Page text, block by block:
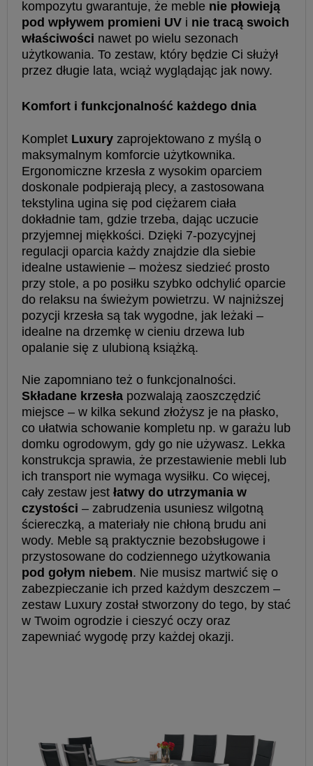
kompozytu gwarantuje, że meble nie płowieją
pod wpływem promieni UV i nie tracą swoich
właściwości nawet po wielu sezonach
użytkowania. To zestaw, który będzie Ci służył
przez długie lata, wciąż wyglądając jak nowy.
Komfort i funkcjonalność każdego dnia
Komplet Luxury zaprojektowano z myślą o
maksymalnym komforcie użytkownika.
Ergonomiczne krzesła z wysokim oparciem
doskonale podpierają plecy, a zastosowana
tekstylina ugina się pod ciężarem ciała
dokładnie tam, gdzie trzeba, dając uczucie
przyjemnej miękkości. Dzięki 7-pozycyjnej
regulacji oparcia każdy znajdzie dla siebie
idealne ustawienie – możesz siedzieć prosto
przy stole, a po posiłku szybko odchylić oparcie
do relaksu na świeżym powietrzu. W najniższej
pozycji krzesła są tak wygodne, jak leżaki –
idealne na drzemkę w cieniu drzewa lub
opalanie się z ulubioną książką.
Nie zapomniano też o funkcjonalności.
Składane krzesła pozwalają zaoszczędzić
miejsce – w kilka sekund złożysz je na płasko,
co ułatwia schowanie kompletu np. w garażu lub
domku ogrodowym, gdy go nie używasz. Lekka
konstrukcja sprawia, że przestawienie mebli lub
ich transport nie wymaga wysiłku. Co więcej,
cały zestaw jest łatwy do utrzymania w
czystości – zabrudzenia usuniesz wilgotną
ściereczką, a materiały nie chłoną brudu ani
wody. Meble są praktycznie bezobsługowe i
przystosowane do codziennego użytkowania
pod gołym niebem. Nie musisz martwić się o
zabezpieczanie ich przed każdym deszczem –
zestaw Luxury został stworzony do tego, by stać
w Twoim ogrodzie i cieszyć oczy oraz
zapewniać wygodę przy każdej okazji.